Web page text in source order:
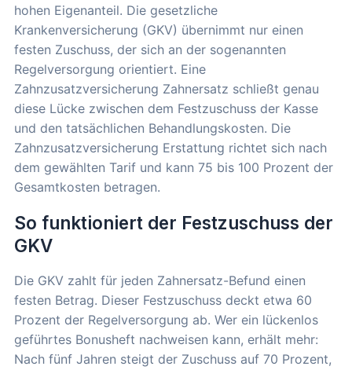
hohen Eigenanteil. Die gesetzliche
Krankenversicherung (GKV) übernimmt nur einen
festen Zuschuss, der sich an der sogenannten
Regelversorgung orientiert. Eine
Zahnzusatzversicherung Zahnersatz schließt genau
diese Lücke zwischen dem Festzuschuss der Kasse
und den tatsächlichen Behandlungskosten. Die
Zahnzusatzversicherung Erstattung richtet sich nach
dem gewählten Tarif und kann 75 bis 100 Prozent der
Gesamtkosten betragen.
So funktioniert der Festzuschuss der
GKV
Die GKV zahlt für jeden Zahnersatz-Befund einen
festen Betrag. Dieser Festzuschuss deckt etwa 60
Prozent der Regelversorgung ab. Wer ein lückenlos
geführtes Bonusheft nachweisen kann, erhält mehr:
Nach fünf Jahren steigt der Zuschuss auf 70 Prozent,